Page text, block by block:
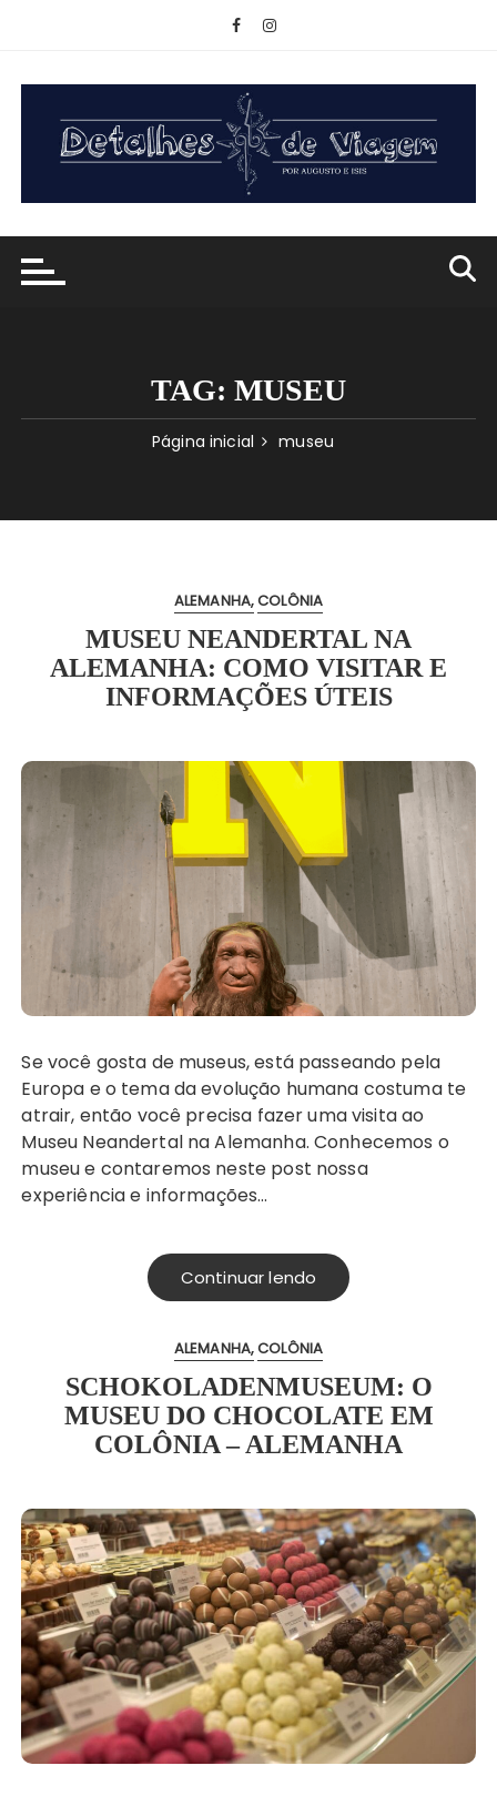
conteúdo
TAG: MUSEU
Página inicial museu
ALEMANHA COLÔNIA
MUSEU NEANDERTAL NA
ALEMANHA: COMO VISITAR E
INFORMAÇÕES ÚTEIS
Se você gosta de museus, está passeando pela
Europa e o tema da evolução humana costuma te
atrair, então você precisa fazer uma visita ao
Museu Neandertal na Alemanha. Conhecemos o
museu e contaremos neste post nossa
experiência e informações…
Continuar lendo
ALEMANHA COLÔNIA
SCHOKOLADENMUSEUM: O
MUSEU DO CHOCOLATE EM
COLÔNIA – ALEMANHA